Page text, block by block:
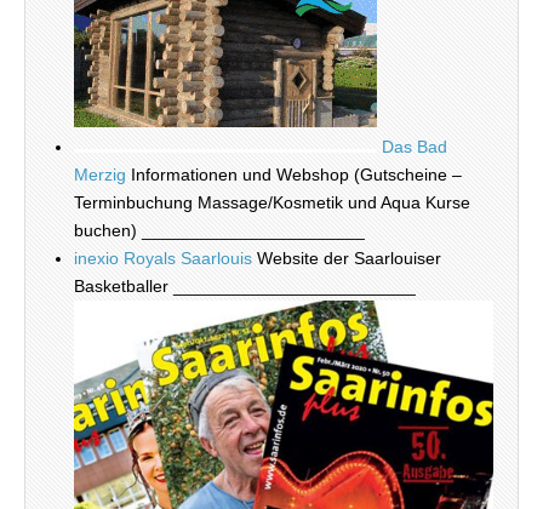
Das Bad
Merzig Informationen und Webshop (Gutscheine –
Terminbuchung Massage/Kosmetik und Aqua Kurse
buchen) _______________________
inexio Royals Saarlouis Website der Saarlouiser
Basketballer _________________________